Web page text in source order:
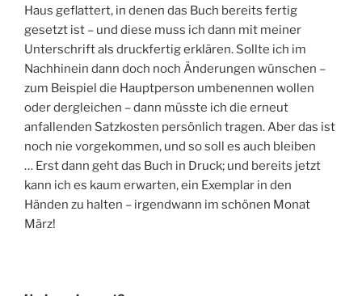
Haus geflattert, in denen das Buch bereits fertig
gesetzt ist – und diese muss ich dann mit meiner
Unterschrift als druckfertig erklären. Sollte ich im
Nachhinein dann doch noch Änderungen wünschen –
zum Beispiel die Hauptperson umbenennen wollen
oder dergleichen – dann müsste ich die erneut
anfallenden Satzkosten persönlich tragen. Aber das ist
noch nie vorgekommen, und so soll es auch bleiben
… Erst dann geht das Buch in Druck; und bereits jetzt
kann ich es kaum erwarten, ein Exemplar in den
Händen zu halten – irgendwann im schönen Monat
März!